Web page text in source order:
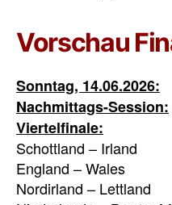
Vorschau
Sonntag, 14.06.2026:
Nachmittags-Session:
Viertelfinale:
Schottland – Irland
England – Wales
Nordirland – Lettland